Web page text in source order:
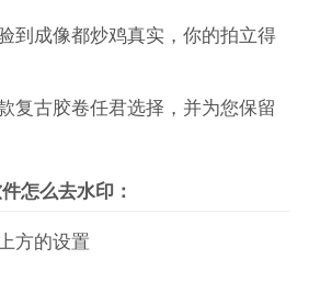
到成像都炒鸡真实，你的拍立得
复古胶卷任君选择，并为您保留
怎么去水印：
方的设置